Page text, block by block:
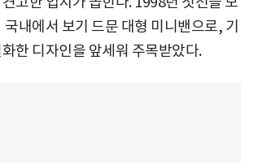
내에서 보기 드문 대형 미니밴으로, 기
한 디자인을 앞세워 주목받았다.